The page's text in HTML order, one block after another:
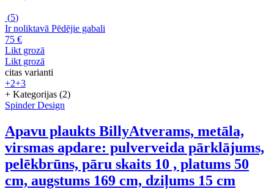
(5)
Ir noliktavā Pēdējie gabali
75 €
Likt grozā
Likt grozā
citas varianti
+2+3
+ Kategorijas (2)
Spinder Design
Apavu plaukts BillyAtverams, metāla,
virsmas apdare: pulverveida pārklājums,
pelēkbrūns, pāru skaits 10 , platums 50
cm, augstums 169 cm, dziļums 15 cm